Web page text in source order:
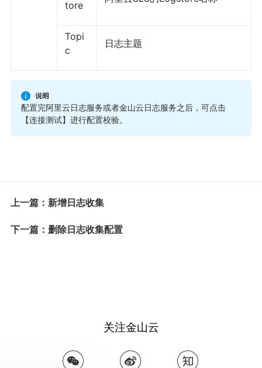
tore
Topi
c
日志主题
配置完阿里云日志服务或者金山云日志服务之后，可点击
【连接测试】进行配置校验。
上一篇：新增日志收集
下一篇：删除日志收集配置
关注金山云